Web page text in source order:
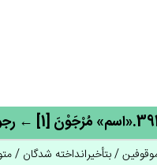
مُرْجَوْن‌َ [1] ← رجو
/ بتأخیرانداخته شدگان /